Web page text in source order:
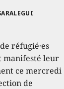
réfugié·es
manifesté leur
ce mercredi
de